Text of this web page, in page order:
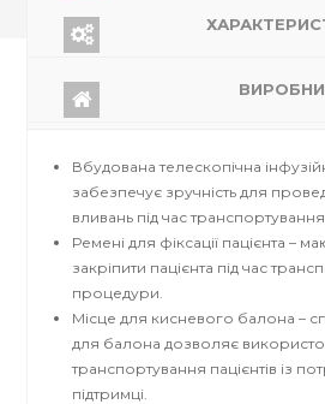
Вбудована телескопічна
забезпечує зручність для
вливань під час
Ремені для фіксації пацієнта –
закріпити пацієнта під час
процедури.
Місце для кисневого балона –
для балона дозволяє
транспортування пацієнтів із
підтримці.